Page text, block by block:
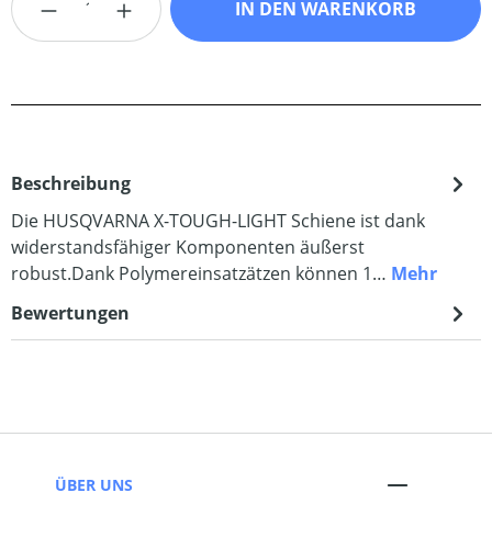
IN DEN WARENKORB
Beschreibung
Die HUSQVARNA X-TOUGH-LIGHT Schiene ist dank
widerstandsfähiger Komponenten äußerst
robust.Dank Polymereinsatzätzen können 1… Mehr
Bewertungen
ÜBER UNS